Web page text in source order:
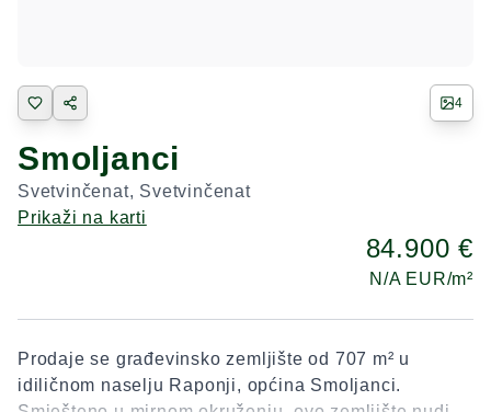
4
Smoljanci
Svetvinčenat, Svetvinčenat
Prikaži na karti
84.900 €
N/A EUR/m²
Prodaje se građevinsko zemljište od 707 m² u
idiličnom naselju Raponji, općina Smoljanci.